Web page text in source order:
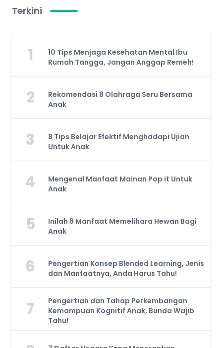
Terkini
1
10 Tips Menjaga Kesehatan Mental Ibu
Rumah Tangga, Jangan Anggap Remeh!
2
Rekomendasi 8 Olahraga Seru Bersama
Anak
3
8 Tips Belajar Efektif Menghadapi Ujian
Untuk Anak
4
Mengenal Manfaat Mainan Pop it Untuk
Anak
5
Inilah 8 Manfaat Memelihara Hewan Bagi
Anak
6
Pengertian Konsep Blended Learning, Jenis
dan Manfaatnya, Anda Harus Tahu!
7
Pengertian dan Tahap Perkembangan
Kemampuan Kognitif Anak, Bunda Wajib
Tahu!